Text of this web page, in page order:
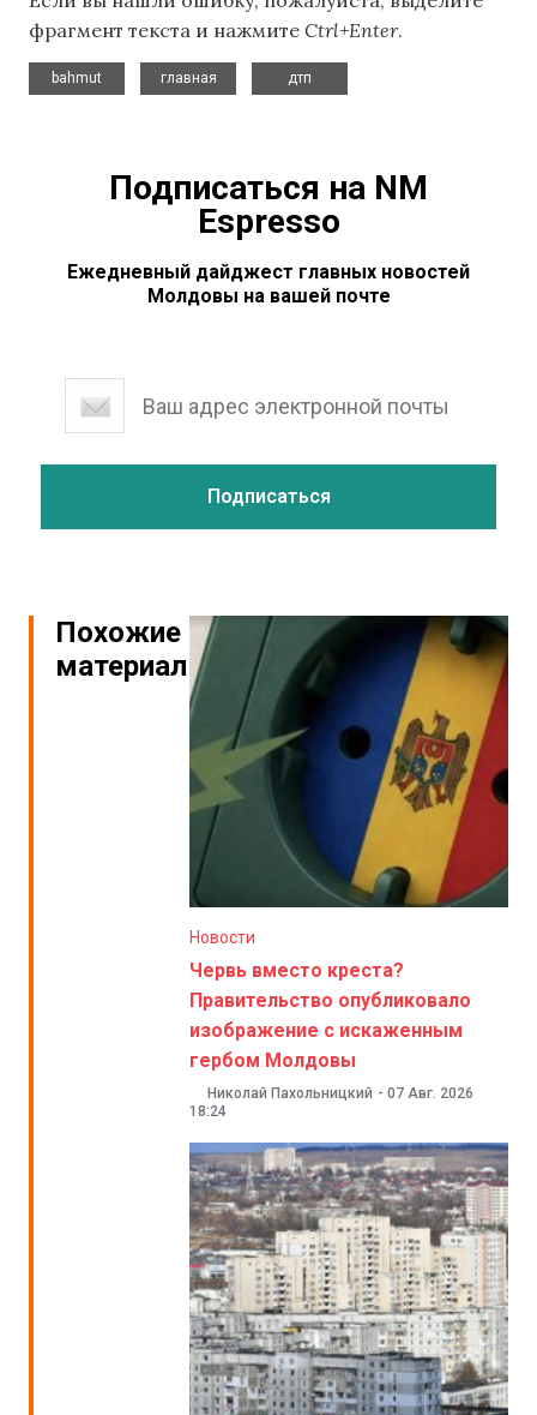
фрагмент текста и нажмите Ctrl+Enter.
bahmut
главная
дтп
Подписаться на NM
Espresso
Ежедневный дайджест главных новостей
Молдовы на вашей почте
Похожие
материалы
Новости
Червь вместо креста?
Правительство опубликовало
изображение с искаженным
гербом Молдовы
Николай Пахольницкий - 07 Авг. 2026
18:24